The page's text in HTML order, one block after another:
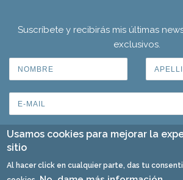
Suscríbete y recibirás mis últimas
exclusivos.
Usamos cookies para mejorar la
sitio
Al hacer click en cualquier parte, das tu